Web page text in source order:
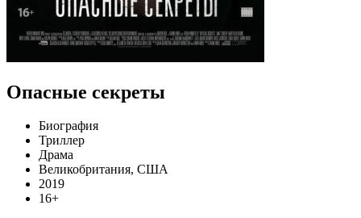
Опасные секреты
Биография
Триллер
Драма
Великобритания, США
2019
16+